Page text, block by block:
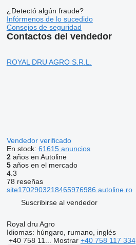
¿Detectó algún fraude?
Infórmenos de lo sucedido
Consejos de seguridad
Contactos del vendedor
ROYAL DRU AGRO S.R.L.
Vendedor verificado
En stock: 61615 anuncios
2años en Autoline
5años en el mercado
4.3
78 reseñas
site1702903218465976986.autoline.ro
Suscribirse al vendedor
Royal dru Agro
Idiomas: húngaro, rumano, inglés
+40 758 11... Mostrar +40 758 117 334